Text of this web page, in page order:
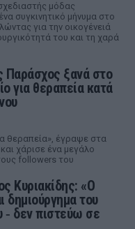
μόδας
συγκινητικό μήνυμα στο
για την οικογένειά
του και τη χαρά
Παράσχος ξανά στο
για θεραπεία κατά
θεραπεία», έγραψε στα
χάρισε ένα μεγάλο
followers του
Κυριακίδης: «Ο
δημιούργημα του
δεν πιστεύω σε